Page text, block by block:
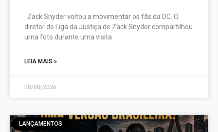
Zack Snyder voltou a movimentar os fãs da DC. O
diretor de Liga da Justiça de Zack Snyder compartilhou
uma foto durante uma visita
LEIA MAIS »
08/08/2026
LANÇAMENTOS